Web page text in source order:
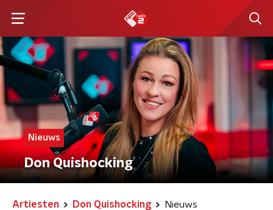
Nieuws
Don Quishocking
Artiesten Don Quishocking Nieuws